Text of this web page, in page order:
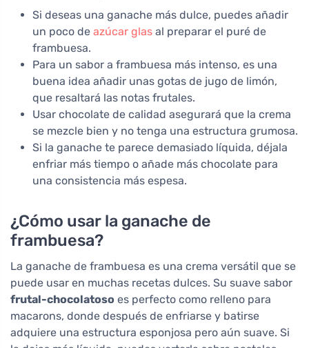
Si deseas una ganache más dulce, puedes añadir
un poco de azúcar glas al preparar el puré de
frambuesa.
Para un sabor a frambuesa más intenso, es una
buena idea añadir unas gotas de jugo de limón,
que resaltará las notas frutales.
Usar chocolate de calidad asegurará que la crema
se mezcle bien y no tenga una estructura grumosa.
Si la ganache te parece demasiado líquida, déjala
enfriar más tiempo o añade más chocolate para
una consistencia más espesa.
¿Cómo usar la ganache de
frambuesa?
La ganache de frambuesa es una crema versátil que se
puede usar en muchas recetas dulces. Su suave sabor
frutal-chocolatoso es perfecto como relleno para
macarons, donde después de enfriarse y batirse
adquiere una estructura esponjosa pero aún suave. Si